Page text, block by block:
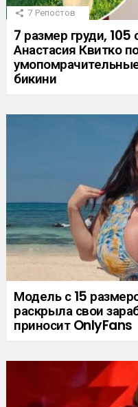
7 Репостов
7 размер груди,
Анастасия Квитко
бикини
Модель с 15
раскрыла свои
приносит OnlyFans